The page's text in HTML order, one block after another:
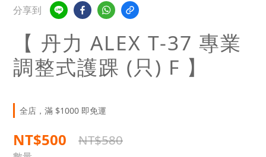
分享到
【 丹力 ALEX T-37 專業
調整式護踝 (只) F 】
全店，滿 $1000 即免運
NT$500 NT$580